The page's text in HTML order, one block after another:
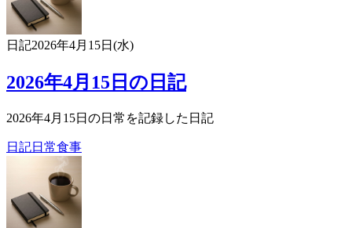
日記2026年4月15日(水)
2026年4月15日の日記
2026年4月15日の日常を記録した日記
日記日常食事